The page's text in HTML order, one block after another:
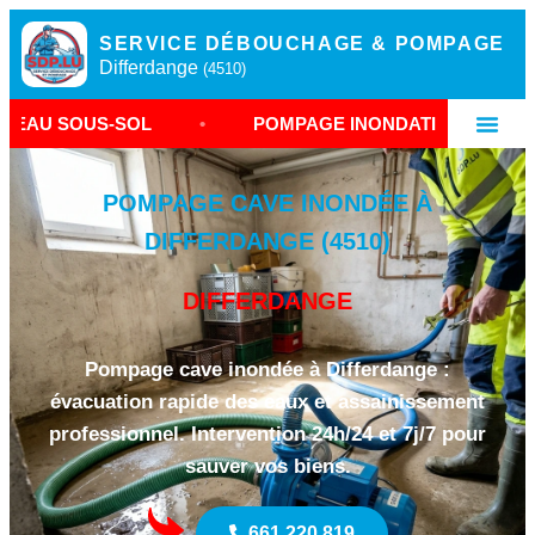
SERVICE DÉBOUCHAGE & POMPAGE
Differdange (4510)
• POMPAGE INONDATION DIFFERDANGE
POMPAGE CAVE INONDÉE À
DIFFERDANGE (4510)
DIFFERDANGE
Pompage cave inondée à Differdange :
évacuation rapide des eaux et assainissement
professionnel. Intervention 24h/24 et 7j/7 pour
sauver vos biens.